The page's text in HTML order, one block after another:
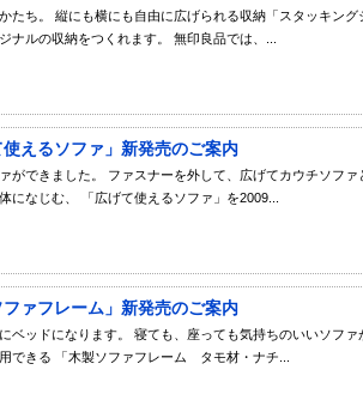
たち。 縦にも横にも自由に広げられる収納「スタッキン
ナルの収納をつくれます。 無印良品では、...
えるソファ」新発売のご案内
ができました。 ファスナーを外して、広げてカウチソフ
になじむ、 「広げて使えるソファ」を2009...
ァフレーム」新発売のご案内
ベッドになります。 寝ても、座っても気持ちのいいソフ
できる 「木製ソファフレーム タモ材・ナチ...